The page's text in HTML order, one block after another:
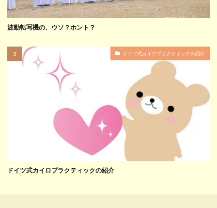
波動転写機の、ウソ？ホント？
ドイツ式カイロプラクティックの紹介
ドイツ式カイロプラクティックの紹介